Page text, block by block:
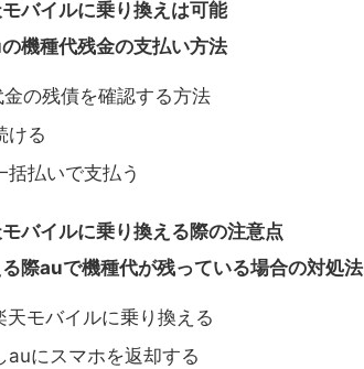
バイルに乗り換えは可能
機種代残金の支払い方法
金の残債を確認する方法
ける
払いで支払う
バイルに乗り換える際の注意点
際auで機種代が残っている場合の対処法
モバイルに乗り換える
にスマホを返却する